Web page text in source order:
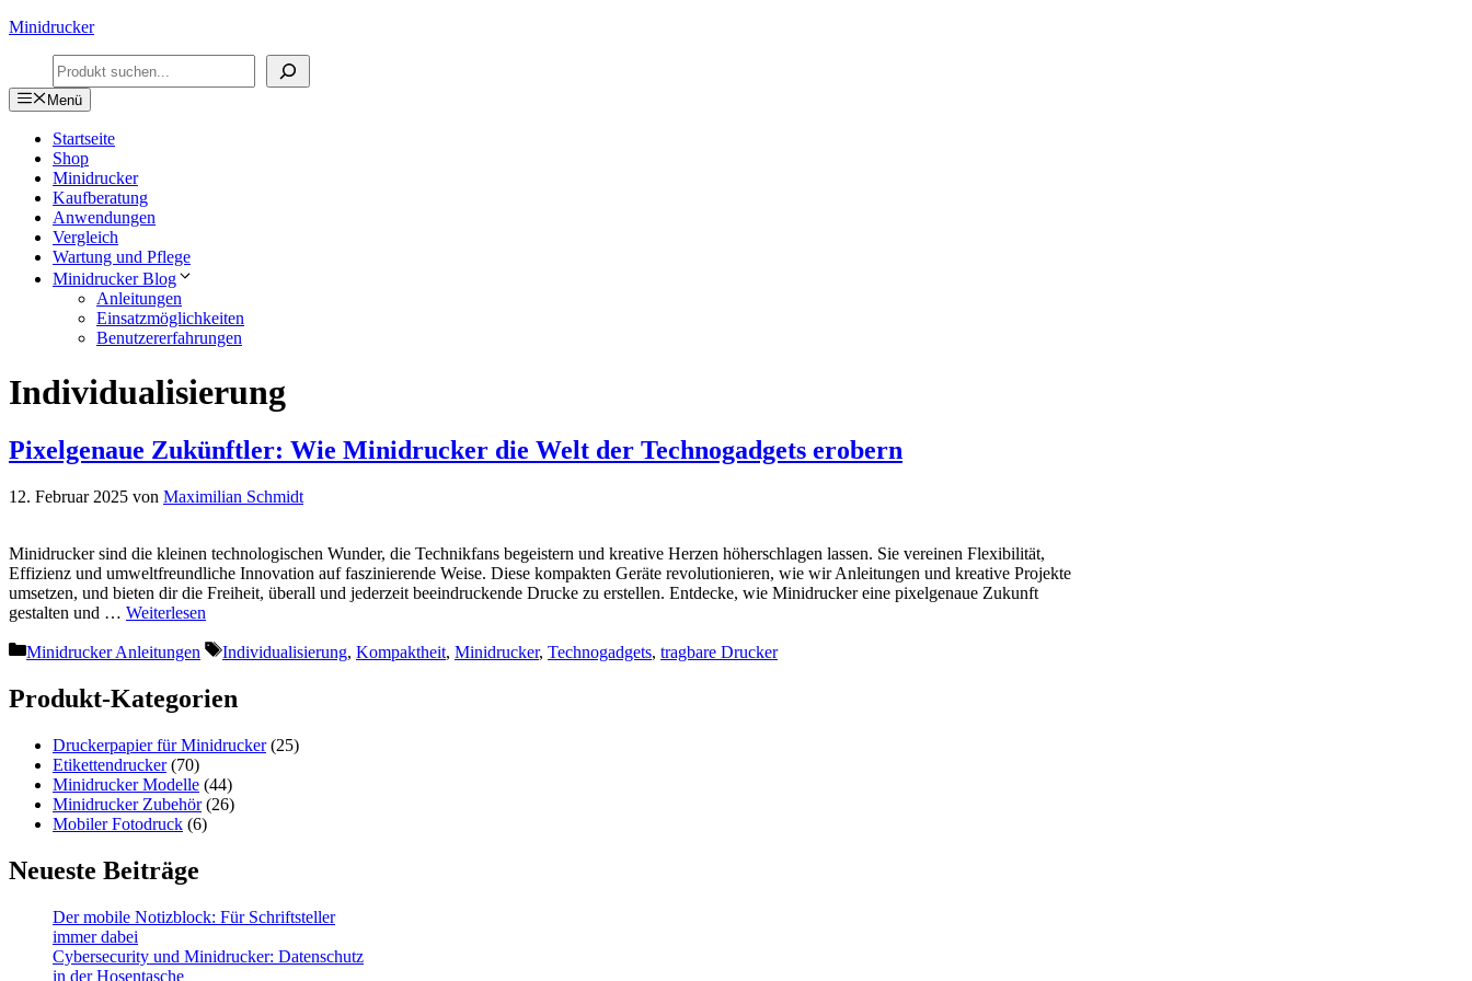
Zum
springen
Minidrucker
Suchen
Menü
Startseite
Shop
Minidrucker
Kaufberatung
Anwendungen
Vergleich
Wartung und Pflege
Minidrucker Blog
Anleitungen
Einsatzmöglichkeiten
Benutzererfahrungen
Individualisierung
Pixelgenaue Zukünftler: Wie Minidrucker die Welt der Technogadgets erobern
12. Februar 2025 von Maximilian Schmidt
Minidrucker sind die kleinen technologischen Wunder, die Technikfans begeistern und kreative Herzen höherschlagen lassen. Sie vereinen Flexibilität,
Effizienz und umweltfreundliche Innovation auf faszinierende Weise. Diese kompakten Geräte revolutionieren, wie wir Anleitungen und kreative Projekte
umsetzen, und bieten dir die Freiheit, überall und jederzeit beeindruckende Drucke zu erstellen. Entdecke, wie Minidrucker eine pixelgenaue Zukunft
gestalten und … Weiterlesen
Kategorien
Minidrucker Anleitungen Schlagwörter
Individualisierung, Kompaktheit, Minidrucker, Technogadgets, tragbare Drucker
Produkt-Kategorien
Druckerpapier für Minidrucker (25)
Etikettendrucker (70)
Minidrucker Modelle (44)
Minidrucker Zubehör (26)
Mobiler Fotodruck (6)
Neueste Beiträge
Der mobile Notizblock: Für Schriftsteller
immer dabei
Cybersecurity und Minidrucker: Datenschutz
in der Hosentasche